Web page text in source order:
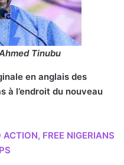
Tinubu
en anglais des
à l’endroit du nouveau
FREE NIGERIANS